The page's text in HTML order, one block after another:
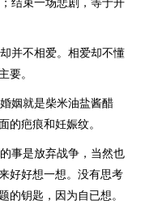
并不相爱。相爱却不懂
要。
姻就是柴米油盐酱醋
的疤痕和妊娠纹。
事是放弃战争，当然也
好好想一想。没有思考
的钥匙，因为自已想。